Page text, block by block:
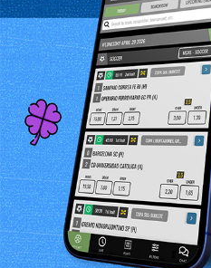
Mevr. Biserta G is de gelukkige
trekking van dinsdag 30
lot bij de Paramaribo Lottery
Redmondstraat # 76 .
Prev
Opwaarderen